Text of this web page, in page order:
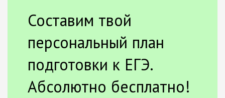
Составим твой
персональный план
подготовки к ЕГЭ.
Абсолютно бесплатно!